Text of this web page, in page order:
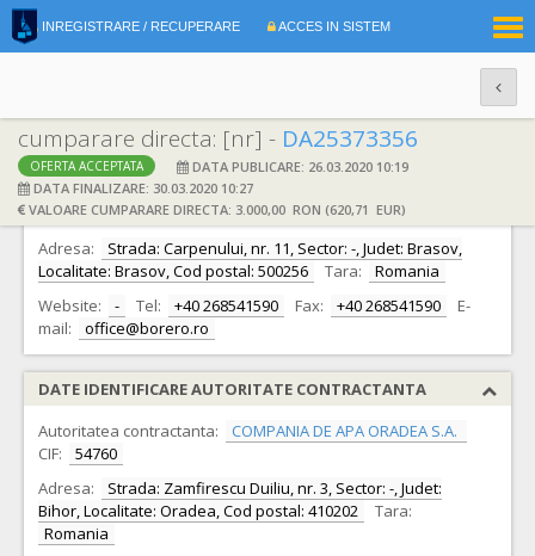
INREGISTRARE / RECUPERARE ACCES IN SISTEM
cumparare directa: [nr] - DA25373356
OFERTA ACCEPTATA
DATA PUBLICARE: 26.03.2020 10:19
DATA FINALIZARE: 30.03.2020 10:27
VALOARE CUMPARARE DIRECTA: 3.000,00 RON (620,71 EUR)
DATE IDENTIFICARE OFERTANT
Ofertant: S.C. BORERO COMSERV S.R.L. CIF: 8224283
Adresa:
Strada: Carpenului, nr. 11, Sector: -, Judet: Brasov,
Localitate: Brasov, Cod postal: 500256
Tara:
Romania
Website:
- Tel: +40 268541590 Fax: +40 268541590
E-
mail:
office@borero.ro
DATE IDENTIFICARE AUTORITATE CONTRACTANTA
Autoritatea contractanta:
COMPANIA DE APA ORADEA S.A.
CIF:
54760
Adresa:
Strada: Zamfirescu Duiliu, nr. 3, Sector: -, Judet:
Bihor, Localitate: Oradea, Cod postal: 410202
Tara:
Romania